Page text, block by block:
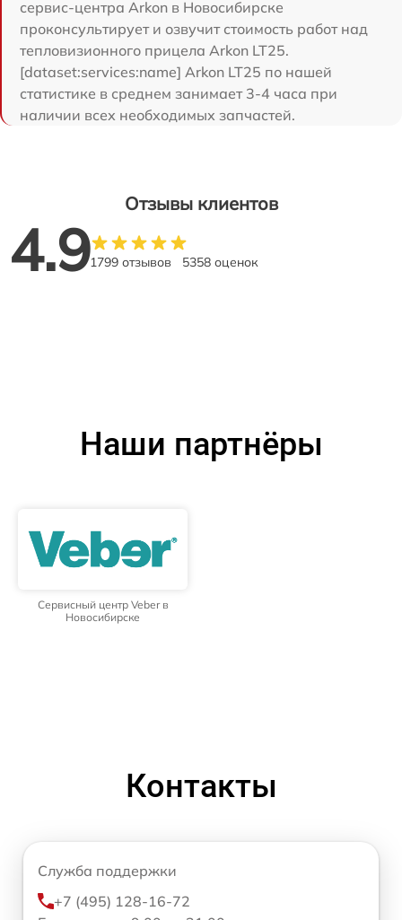
сервис-центра Arkon в Новосибирске
проконсультирует и озвучит стоимость работ над
тепловизионного прицела Arkon LT25.
[dataset:services:name] Arkon LT25 по нашей
статистике в среднем занимает 3-4 часа при
наличии всех необходимых запчастей.
Отзывы клиентов
4.91799 отзывов 5358 оценок
Наши партнёры
Сервисный центр Veber в
Новосибирске
Контакты
Служба поддержки
+7 (495) 128-16-72